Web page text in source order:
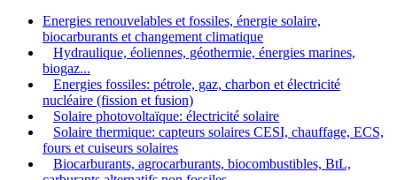
Energies renouvelables et fossiles, énergie solaire,
biocarburants et changement climatique
Hydraulique, éoliennes, géothermie, énergies marines,
biogaz...
Energies fossiles: pétrole, gaz, charbon et électricité
nucléaire (fission et fusion)
Solaire photovoltaïque: électricité solaire
Solaire thermique: capteurs solaires CESI, chauffage, ECS,
fours et cuiseurs solaires
Biocarburants, agrocarburants, biocombustibles, BtL,